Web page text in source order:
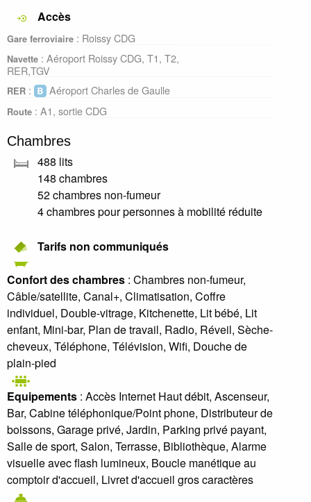
Accès
Gare ferroviaire : Roissy CDG
Navette : Aéroport Roissy CDG, T1, T2,
RER,TGV
RER : Aéroport Charles de Gaulle
Route : A1, sortie CDG
Chambres
488 lits
148 chambres
52 chambres non-fumeur
4 chambres pour personnes à mobilité réduite
Tarifs non communiqués
Confort des chambres : Chambres non-fumeur,
Câble/satellite, Canal+, Climatisation, Coffre
individuel, Double-vitrage, Kitchenette, Lit bébé, Lit
enfant, Mini-bar, Plan de travail, Radio, Réveil, Sèche-
cheveux, Téléphone, Télévision, Wifi, Douche de
plain-pied
Equipements : Accès Internet Haut débit, Ascenseur,
Bar, Cabine téléphonique/Point phone, Distributeur de
boissons, Garage privé, Jardin, Parking privé payant,
Salle de sport, Salon, Terrasse, Bibliothèque, Alarme
visuelle avec flash lumineux, Boucle manétique au
comptoir d'accueil, Livret d'accueil gros caractères